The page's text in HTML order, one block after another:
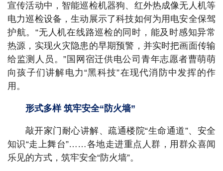
宣传活动中，智能巡检机器狗、红外热成像无人机等
电力巡检设备，生动展示了科技如何为用电安全保驾
护航。“无人机在线路巡检的同时，能及时感知异常
热源，实现火灾隐患的早期预警，并实时把画面传输
给监测人员。”国网宿迁供电公司青年志愿者曹萌萌
向孩子们讲解电力“黑科技”在现代消防中发挥的作
用。
形式多样 筑牢安全“防火墙”
敲开家门耐心讲解、疏通楼院“生命通道”、安全
知识“走上舞台”……各地走进重点人群，用群众喜闻
乐见的方式，筑牢安全“防火墙”。